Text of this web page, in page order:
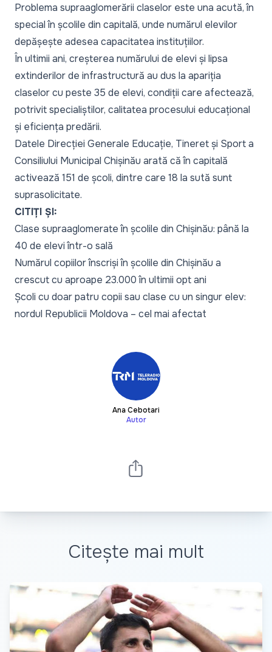
Problema supraaglomerării claselor este una acută, în
special în școlile din capitală, unde numărul elevilor
depășește adesea capacitatea instituțiilor.
În ultimii ani, creșterea numărului de elevi și lipsa
extinderilor de infrastructură au dus la apariția
claselor cu peste 35 de elevi, condiții care afectează,
potrivit specialiștilor, calitatea procesului educațional
și eficiența predării.
Datele Direcției Generale Educație, Tineret și Sport a
Consiliului Municipal Chișinău arată că în capitală
activează 151 de școli, dintre care 18 la sută sunt
suprasolicitate.
CITIȚI ȘI:
Clase supraaglomerate în școlile din Chișinău: până la
40 de elevi într-o sală
Numărul copiilor înscriși în școlile din Chișinău a
crescut cu aproape 23.000 în ultimii opt ani
Școli cu doar patru copii sau clase cu un singur elev:
nordul Republicii Moldova – cel mai afectat
Ana Cebotari
Autor
Citește mai mult